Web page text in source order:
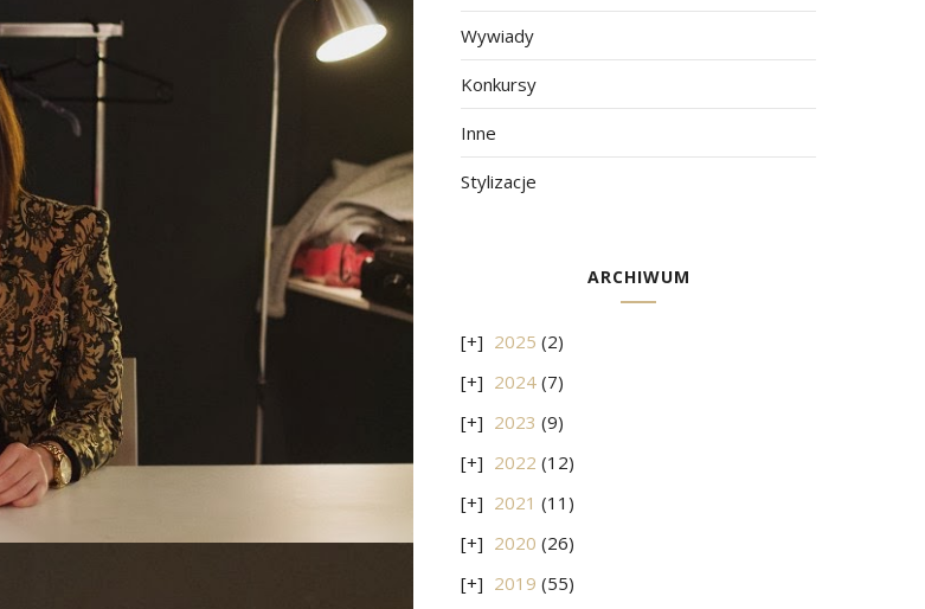
Wywiady
Konkursy
Inne
Stylizacje
ARCHIWUM
2025 (2)
2024 (7)
2023 (9)
2022 (12)
2021 (11)
2020 (26)
2019 (55)